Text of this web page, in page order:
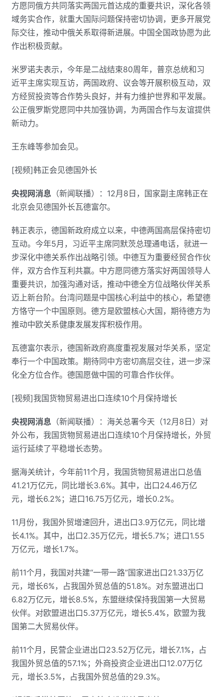
方愿同俄方共同落实两国元首达成的重要共识，深化各领
域务实合作，就重大国际问题保持密切协调，更多开展党
际交往，推动中俄关系取得新进展。中国全国政协愿为此
作出积极贡献。
米罗诺夫表示，今年是二战结束80周年，普京总统和习
近平主席实现互访，两国政府、议会等开展积极互动，双
方经贸投资等合作势头良好，并有力维护世界和平发展。
公正俄罗斯党愿同中共加强协调，为两国合作与友谊提供
新动力。
王东峰等参加会见。
[视频]韩正会见德国外长
央视网消息 （新闻联播）：12月8日，国家副主席韩正在
北京会见德国外长瓦德富尔。
韩正表示，德国新政府成立以来，中德两国高层保持密切
互动。今年5月，习近平主席同默茨总理通电话，就进一
步深化中德关系作出战略引领。中德互为重要经贸合作伙
伴，双方合作互利共赢。中方愿同德方落实好两国领导人
重要共识，加强沟通对话，推动中德全方位战略伙伴关系
迈上新台阶。台湾问题是中国核心利益中的核心，希望德
方恪守一个中国原则。德方是欧盟核心大国，期待德方为
推动中欧关系健康发展发挥积极作用。
瓦德富尔表示，德国新政府高度重视发展对华关系，坚定
奉行一个中国政策。期待同中方密切高层交往，进一步深
化全方位合作。德国愿做中国的可靠合作伙伴。
[视频]我国货物贸易进出口连续10个月保持增长
央视网消息 （新闻联播）：海关总署今天（12月8日）对
外公布，我国货物贸易进出口连续10个月保持增长，外贸
运行延续了平稳增长态势。
据海关统计，今年前11个月，我国货物贸易进出口总值
41.21万亿元，同比增长3.6%。其中，出口24.46万亿
元，增长6.2%；进口16.75万亿元，增长0.2%。
11月份，我国外贸增速回升，进出口3.9万亿元，同比增
长4.1%。其中，出口2.35万亿元，增长5.7%；进口1.55
万亿元，增长1.7%。
前11个月，我国对共建“一带一路”国家进出口21.33万亿
元，增长6%，占我国外贸总值的51.8%。对东盟进出口
6.82万亿元，增长8.5%，东盟继续保持我国第一大贸易
伙伴。对欧盟进出口5.37万亿元，增长5.4%，欧盟为我
国第二大贸易伙伴。
前11个月，民营企业进出口23.52万亿元，增长7.1%，占
我国外贸总值的57.1%；外商投资企业进出口12.07万亿
元，增长3.5%，占我国外贸总值的29.3%。